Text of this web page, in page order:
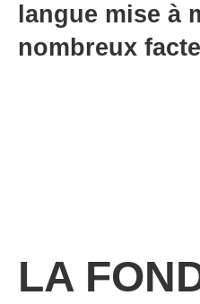
langue mise à
nombreux
LA